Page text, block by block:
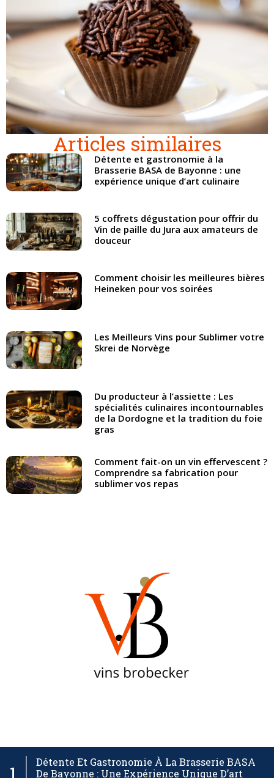
Articles similaires
Détente et gastronomie à la
Brasserie BASA de Bayonne : une
expérience unique d’art culinaire
5 coffrets dégustation pour offrir du
Vin de paille du Jura aux amateurs de
douceur
Comment choisir les meilleures bières
Heineken pour vos soirées
Les Meilleurs Vins pour Sublimer votre
Skrei de Norvège
Du producteur à l’assiette : Les
spécialités culinaires incontournables
de la Dordogne et la tradition du foie
gras
Comment fait-on un vin effervescent ?
Comprendre sa fabrication pour
sublimer vos repas
Détente Et Gastronomie À La Brasserie BASA
De Bayonne : Une Expérience Unique D’art